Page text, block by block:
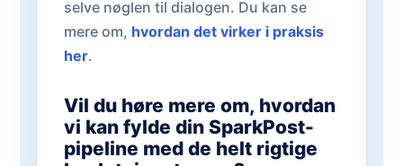
selve nøglen til dialogen. Du kan se
mere om, hvordan det virker i praksis
her.
Vil du høre mere om, hvordan
vi kan fylde din SparkPost-
pipeline med de helt rigtige